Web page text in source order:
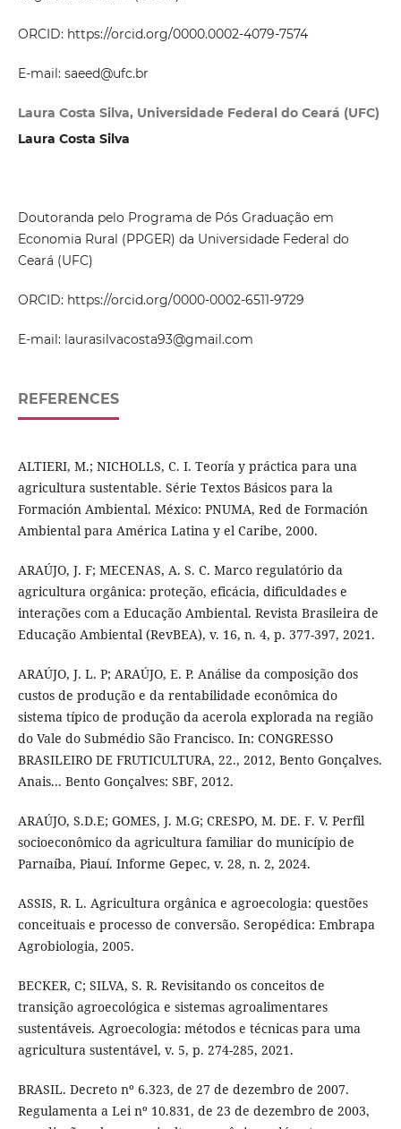
ORCID: https://orcid.org/0000.0002-4079-7574
E-mail: saeed@ufc.br
Laura Costa Silva, Universidade Federal do Ceará (UFC)
Laura Costa Silva
Doutoranda pelo Programa de Pós Graduação em
Economia Rural (PPGER) da Universidade Federal do
Ceará (UFC)
ORCID: https://orcid.org/0000-0002-6511-9729
E-mail: laurasilvacosta93@gmail.com
REFERENCES
ALTIERI, M.; NICHOLLS, C. I. Teoría y práctica para una
agricultura sustentable. Série Textos Básicos para la
Formación Ambiental. México: PNUMA, Red de Formación
Ambiental para América Latina y el Caribe, 2000.
ARAÚJO, J. F; MECENAS, A. S. C. Marco regulatório da
agricultura orgânica: proteção, eficácia, dificuldades e
interações com a Educação Ambiental. Revista Brasileira de
Educação Ambiental (RevBEA), v. 16, n. 4, p. 377-397, 2021.
ARAÚJO, J. L. P; ARAÚJO, E. P. Análise da composição dos
custos de produção e da rentabilidade econômica do
sistema típico de produção da acerola explorada na região
do Vale do Submédio São Francisco. In: CONGRESSO
BRASILEIRO DE FRUTICULTURA, 22., 2012, Bento Gonçalves.
Anais... Bento Gonçalves: SBF, 2012.
ARAÚJO, S.D.E; GOMES, J. M.G; CRESPO, M. DE. F. V. Perfil
socioeconômico da agricultura familiar do município de
Parnaíba, Piauí. Informe Gepec, v. 28, n. 2, 2024.
ASSIS, R. L. Agricultura orgânica e agroecologia: questões
conceituais e processo de conversão. Seropédica: Embrapa
Agrobiologia, 2005.
BECKER, C; SILVA, S. R. Revisitando os conceitos de
transição agroecológica e sistemas agroalimentares
sustentáveis. Agroecologia: métodos e técnicas para uma
agricultura sustentável, v. 5, p. 274-285, 2021.
BRASIL. Decreto nº 6.323, de 27 de dezembro de 2007.
Regulamenta a Lei nº 10.831, de 23 de dezembro de 2003,